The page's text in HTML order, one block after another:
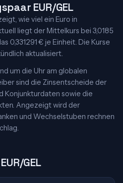
EUR/GEL
wie viel ein Euro in
liegt der Mittelkurs bei 3,0185
0,331291 € je Einheit. Die Kurse
aktualisiert.
um die Uhr am globalen
sind die Zinsentscheide der
Konjunkturdaten sowie die
Angezeigt wird der
und Wechselstuben rechnen
GEL